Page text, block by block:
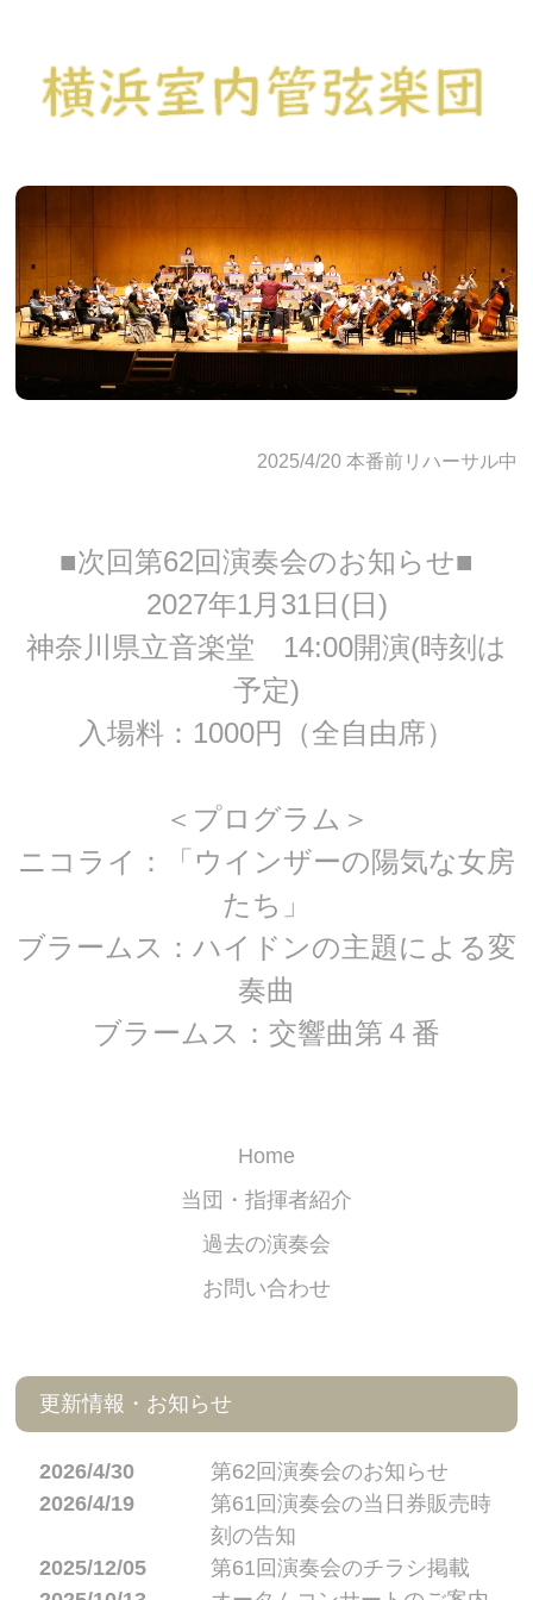
2025/4/20 本番前リハーサル中
■次回第62回演奏会のお知らせ■
2027年1月31日(日)
神奈川県立音楽堂 14:00開演(時刻は
予定)
入場料：1000円（全自由席）
＜プログラム＞
ニコライ：「ウインザーの陽気な女房
たち」
ブラームス：ハイドンの主題による変
奏曲
ブラームス：交響曲第４番
Home
当団・指揮者紹介
過去の演奏会
お問い合わせ
更新情報・お知らせ
2026/4/30
第62回演奏会のお知らせ
2026/4/19
第61回演奏会の当日券販売時
刻の告知
2025/12/05
第61回演奏会のチラシ掲載